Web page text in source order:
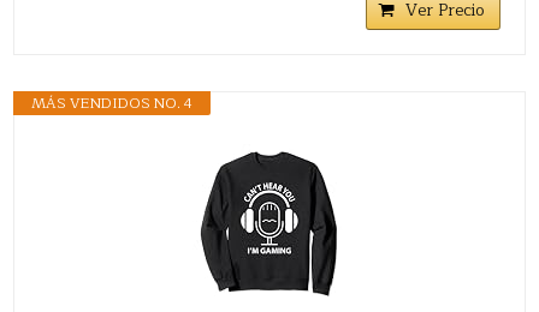
Ver Precio
MÁS VENDIDOS NO. 4